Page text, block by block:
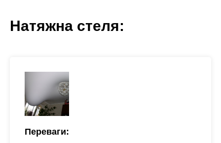
Натяжна стеля:
Переваги: